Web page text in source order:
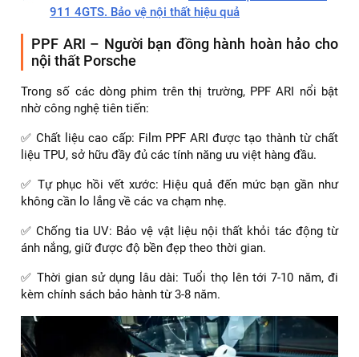
911 4GTS. Bảo vệ nội thất hiệu quả
PPF ARI – Người bạn đồng hành hoàn hảo cho
nội thất Porsche
Trong số các dòng phim trên thị trường, PPF ARI nổi bật
nhờ công nghệ tiên tiến:
✅ Chất liệu cao cấp: Film PPF ARI được tạo thành từ chất
liệu TPU, sở hữu đầy đủ các tính năng ưu việt hàng đầu.
✅ Tự phục hồi vết xước: Hiệu quả đến mức bạn gần như
không cần lo lắng về các va chạm nhẹ.
✅ Chống tia UV: Bảo vệ vật liệu nội thất khỏi tác động từ
ánh nắng, giữ được độ bền đẹp theo thời gian.
✅ Thời gian sử dụng lâu dài: Tuổi thọ lên tới 7-10 năm, đi
kèm chính sách bảo hành từ 3-8 năm.